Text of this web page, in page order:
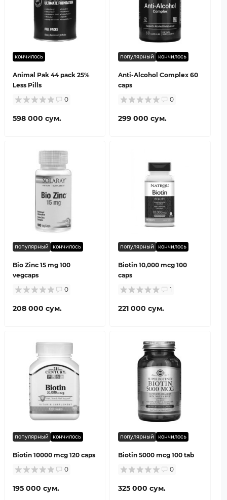
кончилось
Animal Pak 44 pack 25%
Less Pills
0
598 000 сум.
популярный кончилось
Anti-Alcohol Complex 60
caps
0
299 000 сум.
популярный кончилось
Bio Zinc 15 mg 100
vegcaps
0
208 000 сум.
популярный кончилось
Biotin 10,000 mcg 100
caps
1
221 000 сум.
популярный кончилось
Biotin 10000 mcg 120 caps
0
195 000 сум.
популярный кончилось
Biotin 5000 mcg 100 tab
0
325 000 сум.